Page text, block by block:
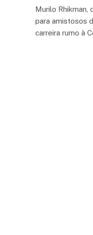
Murilo Rhikman,
para amistosos
carreira rumo à